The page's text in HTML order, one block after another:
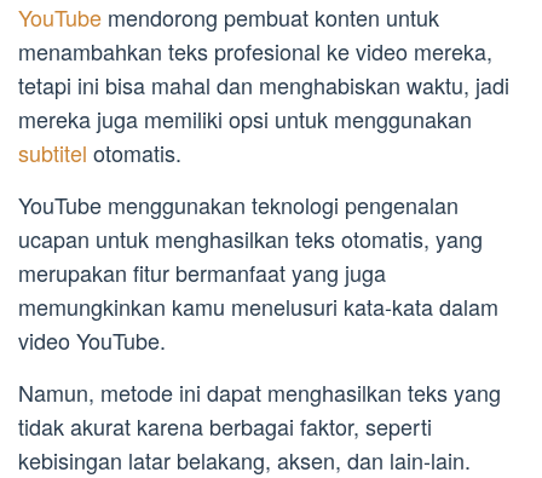
YouTube mendorong pembuat konten untuk
menambahkan teks profesional ke video mereka,
tetapi ini bisa mahal dan menghabiskan waktu, jadi
mereka juga memiliki opsi untuk menggunakan
subtitel otomatis.
YouTube menggunakan teknologi pengenalan
ucapan untuk menghasilkan teks otomatis, yang
merupakan fitur bermanfaat yang juga
memungkinkan kamu menelusuri kata-kata dalam
video YouTube.
Namun, metode ini dapat menghasilkan teks yang
tidak akurat karena berbagai faktor, seperti
kebisingan latar belakang, aksen, dan lain-lain.